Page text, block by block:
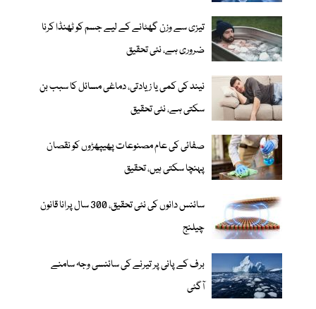
تیزی سے وزن گھٹانے کے لیے جسم کو ٹھنڈا کرنا
ضروری ہے، نئی تحقیق
نیند کی کمی یا زیادتی، دماغی مسائل کا سبب بن
سکتی ہے، نئی تحقیق
صفائی کی عام مصنوعات پھیپھڑوں کو نقصان
پہنچا سکتی ہیں، تحقیق
سائنس دانوں کی نئی تحقیق، 300 سال پرانا قانون
چیلنج
برف کے پانی پر تیرنے کی سائنسی وجہ سامنے
آگئی